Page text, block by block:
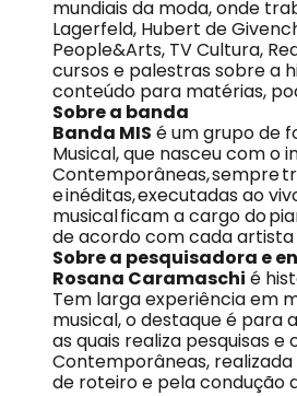
mundiais da moda, onde
Lagerfeld, Hubert de
People&Arts, TV Cultura,
cursos e palestras sobre a
conteúdo para matérias,
Sobre a banda
Banda MIS é um grupo de
Musical, que nasceu com o
Contemporâneas, sempre
e inéditas, executadas ao
musical ficam a cargo do
de acordo com cada artista
Sobre a pesquisadora e
Rosana Caramaschi é
Tem larga experiência em
musical, o destaque é para
as quais realiza pesquisas
Contemporâneas, realizada
de roteiro e pela condução